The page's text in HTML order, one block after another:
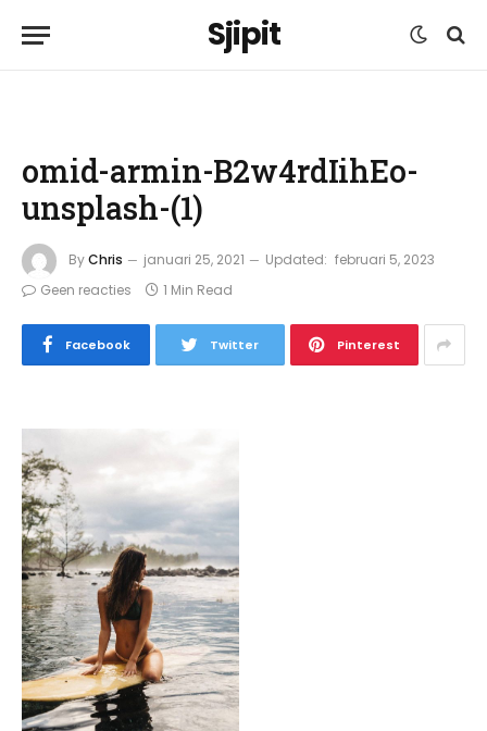
Sjipit
omid-armin-B2w4rdIihEo-
unsplash-(1)
ByChris januari 25, 2021 Updated: februari 5, 2023
Geen reacties
1 Min Read
Facebook Twitter Pinterest